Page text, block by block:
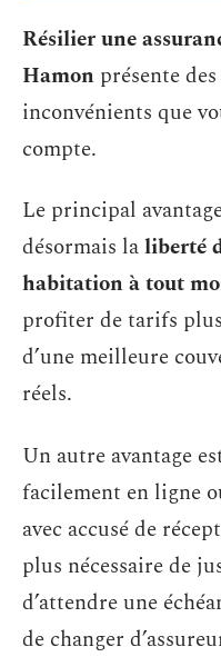
Résilier une
Hamon présente
inconvénients que
compte.
Le principal
désormais laliberté
habitation à tout
profiter de tarifs
d’une meilleure
réels.
Un autre avantage
facilement en ligne
avec accusé de
plus nécessaire de
d’attendre une
de changer